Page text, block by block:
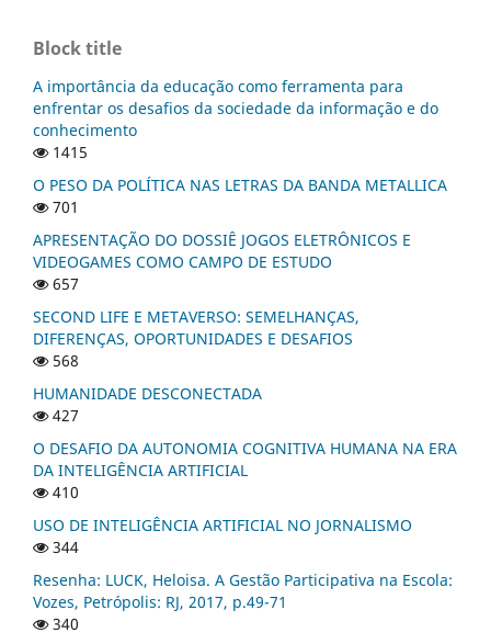
Block title
A importância da educação como ferramenta para
enfrentar os desafios da sociedade da informação e do
conhecimento
1415
O PESO DA POLÍTICA NAS LETRAS DA BANDA METALLICA
701
APRESENTAÇÃO DO DOSSIÊ JOGOS ELETRÔNICOS E
VIDEOGAMES COMO CAMPO DE ESTUDO
657
SECOND LIFE E METAVERSO: SEMELHANÇAS,
DIFERENÇAS, OPORTUNIDADES E DESAFIOS
568
HUMANIDADE DESCONECTADA
427
O DESAFIO DA AUTONOMIA COGNITIVA HUMANA NA ERA
DA INTELIGÊNCIA ARTIFICIAL
410
USO DE INTELIGÊNCIA ARTIFICIAL NO JORNALISMO
344
Resenha: LUCK, Heloisa. A Gestão Participativa na Escola:
Vozes, Petrópolis: RJ, 2017, p.49-71
340